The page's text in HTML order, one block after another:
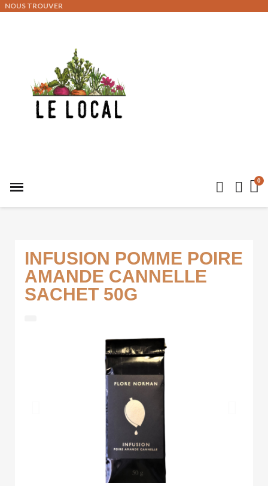
NOUS TROUVER
INFUSION POMME POIRE
AMANDE CANNELLE
SACHET 50G